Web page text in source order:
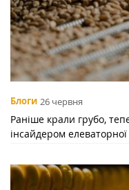
Блоги 26 червня
Раніше крали грубо,
інсайдером елеваторної